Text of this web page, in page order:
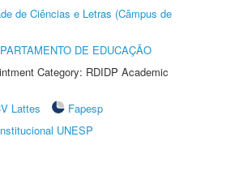
de Ciências e Letras (Câmpus de
DE EDUCAÇÃO
Category: RDIDP Academic
Lattes
Fapesp
UNESP